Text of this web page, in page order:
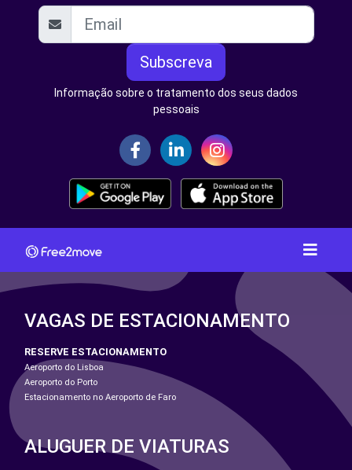
Subscreva
Informação sobre o tratamento dos seus dados
pessoais
VAGAS DE ESTACIONAMENTO
RESERVE ESTACIONAMENTO
Aeroporto do Lisboa
Aeroporto do Porto
Estacionamento no Aeroporto de Faro
ALUGUER DE VIATURAS